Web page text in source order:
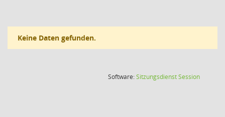
Keine Daten gefunden.
Software:SitzungsdienstSession(Wird in